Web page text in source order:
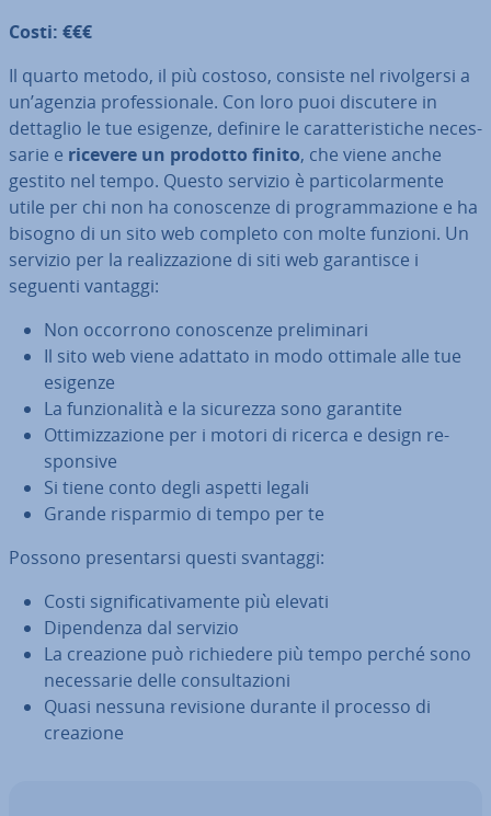
Costi: €€€
Il quarto metodo, il più costoso, consiste nel ri­vol­ger­si a
un’agenzia pro­fes­sio­na­le. Con loro puoi discutere in
dettaglio le tue esigenze, definire le ca­rat­te­ri­sti­che ne­ces­
sa­rie e ricevere un prodotto finito, che viene anche
gestito nel tempo. Questo servizio è par­ti­co­lar­men­te
utile per chi non ha co­no­scen­ze di pro­gram­ma­zio­ne e ha
bisogno di un sito web completo con molte funzioni. Un
servizio per la rea­liz­za­zio­ne di siti web ga­ran­ti­sce i
seguenti vantaggi:
Non occorrono co­no­scen­ze pre­li­mi­na­ri
Il sito web viene adattato in modo ottimale alle tue
esigenze
La fun­zio­na­li­tà e la sicurezza sono garantite
Ot­ti­miz­za­zio­ne per i motori di ricerca e design re­
spon­si­ve
Si tiene conto degli aspetti legali
Grande risparmio di tempo per te
Possono pre­sen­tar­si questi svantaggi:
Costi si­gni­fi­ca­ti­va­men­te più elevati
Di­pen­den­za dal servizio
La creazione può ri­chie­de­re più tempo perché sono
ne­ces­sa­rie delle con­sul­ta­zio­ni
Quasi nessuna revisione durante il processo di
creazione